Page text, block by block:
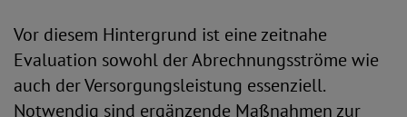
Vor diesem Hintergrund ist eine zeitnahe
Evaluation sowohl der Abrechnungsströme wie
auch der Versorgungsleistung essenziell.
Notwendig sind ergänzende Maßnahmen zur